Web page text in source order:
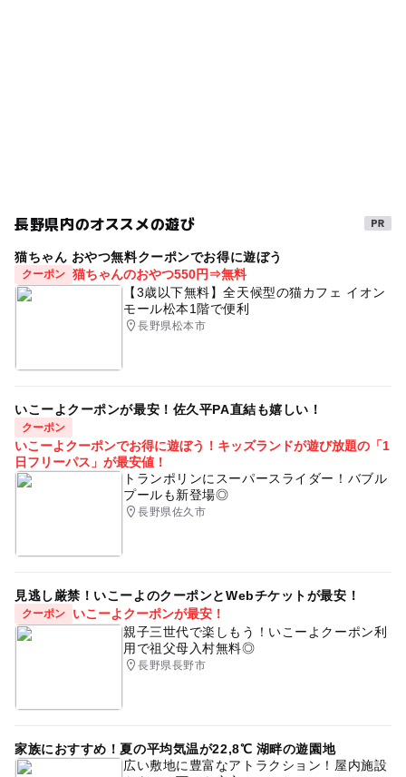
キャンプ場2014 外遊び
駐車場あり キャンプができる味覚狩り
バンガロー Golf 宿泊 パットパットゴルフコース
ミニゴルフ 夏休み2016
ゴールデンウィーク2015
パットパットゴルフ
春休み2027 栗園
バーベキューができる味覚狩り
ゴールデンウィーク2016
上田・別所・鹿教湯 野外遊び場 gw2015
運動・体を動かす テニス キッズゴルフ
栗拾い 森林浴 キャンプ施設
冬休み2025-2026 キャンプのできる公園
長野県内のオススメの遊び
猫ちゃん おやつ無料クーポンでお得に遊ぼう
クーポン 猫ちゃんのおやつ550円⇒無料
【3歳以下無料】全天候型の猫カフェ イオン
モール松本1階で便利
長野県松本市
いこーよクーポンが最安！佐久平PA直結も嬉しい！
クーポン
いこーよクーポンでお得に遊ぼう！キッズランドが遊び放題の「1
日フリーパス」が最安値！
トランポリンにスーパースライダー！バブル
プールも新登場◎
長野県佐久市
見逃し厳禁！いこーよのクーポンとWebチケットが最安！
クーポン
いこーよクーポンが最安！
親子三世代で楽しもう！いこーよクーポン利
用で祖父母入村無料◎
長野県長野市
家族におすすめ！夏の平均気温が22,8℃ 湖畔の遊園地
広い敷地に豊富なアトラクション！屋内施設